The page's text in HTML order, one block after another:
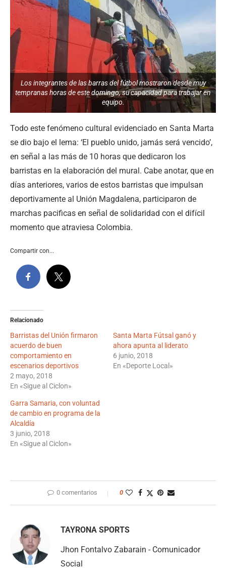
Los integrantes de las barras del fútbol mostraron desde muy
tempranas horas de este domingo, su capacidad para trabajar en
equipo.
Todo este fenómeno cultural evidenciado en Santa Marta
se dio bajo el lema: ‘El pueblo unido, jamás será vencido’,
en señal a las más de 10 horas que dedicaron los
barristas en la elaboración del mural. Cabe anotar, que en
días anteriores, varios de estos barristas que impulsan
deportivamente al Unión Magdalena, participaron de
marchas pacificas en señal de solidaridad con el difícil
momento que atraviesa Colombia.
Compartir con...
Relacionado
Barristas del Unión firmaron
acuerdo de buen
comportamiento en
escenarios deportivos
2 mayo, 2018
En «Sigue al Ciclon»
Santa Marta Fútsal ganó y
ahora apunta al liderato
6 junio, 2018
En «Deporte Local»
Garra Samaria, con voluntad
de cambio en programa de la
Alcaldía
3 junio, 2018
En «Sigue al Ciclon»
0 comentarios 0
TAYRONA SPORTS
Jhon Fontalvo Zabarain - Comunicador
Social